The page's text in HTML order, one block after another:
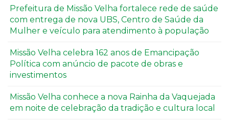
Prefeitura de Missão Velha fortalece rede de saúde
com entrega de nova UBS, Centro de Saúde da
Mulher e veículo para atendimento à população
Missão Velha celebra 162 anos de Emancipação
Política com anúncio de pacote de obras e
investimentos
Missão Velha conhece a nova Rainha da Vaquejada
em noite de celebração da tradição e cultura local